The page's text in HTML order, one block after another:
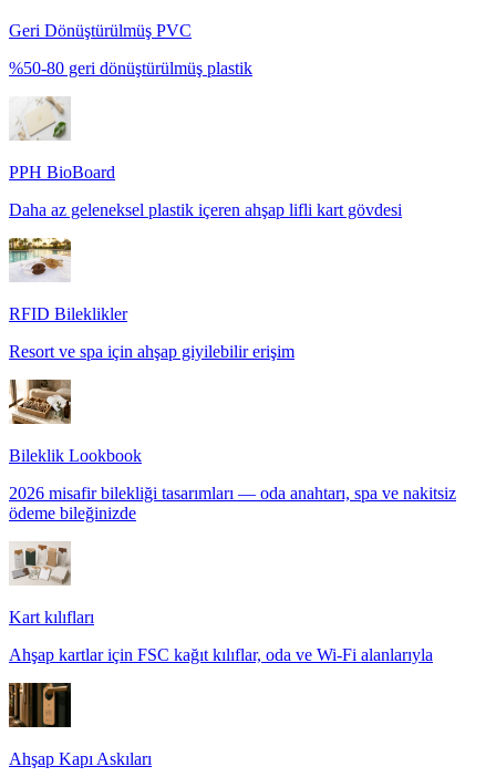
Geri Dönüştürülmüş PVC
%50-80 geri dönüştürülmüş plastik
PPH BioBoard
Daha az geleneksel plastik içeren ahşap lifli kart gövdesi
RFID Bileklikler
Resort ve spa için ahşap giyilebilir erişim
Bileklik Lookbook
2026 misafir bilekliği tasarımları — oda anahtarı, spa ve nakitsiz
ödeme bileğinizde
Kart kılıfları
Ahşap kartlar için FSC kağıt kılıflar, oda ve Wi-Fi alanlarıyla
Ahşap Kapı Askıları